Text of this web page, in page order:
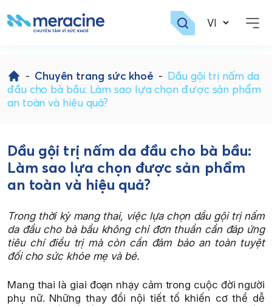
to
content
- Chuyên trang sức khoẻ - Dầu gội trị nấm da
đầu cho bà bầu: Làm sao lựa chọn được sản phẩm
an toàn và hiệu quả?
Dầu gội trị nấm da đầu cho bà bầu:
Làm sao lựa chọn được sản phẩm
an toàn và hiệu quả?
Trong thời kỳ mang thai, việc lựa chọn dầu gội trị nấm
da đầu cho bà bầu không chỉ đơn thuần cần đáp ứng
tiêu chí điều trị mà còn cần đảm bảo an toàn tuyệt
đối cho sức khỏe mẹ và bé.
Mang thai là giai đoạn nhạy cảm trong cuộc đời người
phụ nữ. Những thay đổi nội tiết tố khiến cơ thể dễ